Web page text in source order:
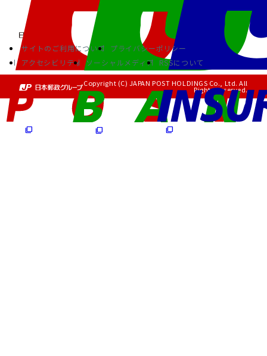
サイトのご利用について
プライバシーポリシー
アクセシビリティ
ソーシャルメディア RSSについて
Copyright (C) JAPAN POST HOLDINGS Co., Ltd. All
Rights Reserved.